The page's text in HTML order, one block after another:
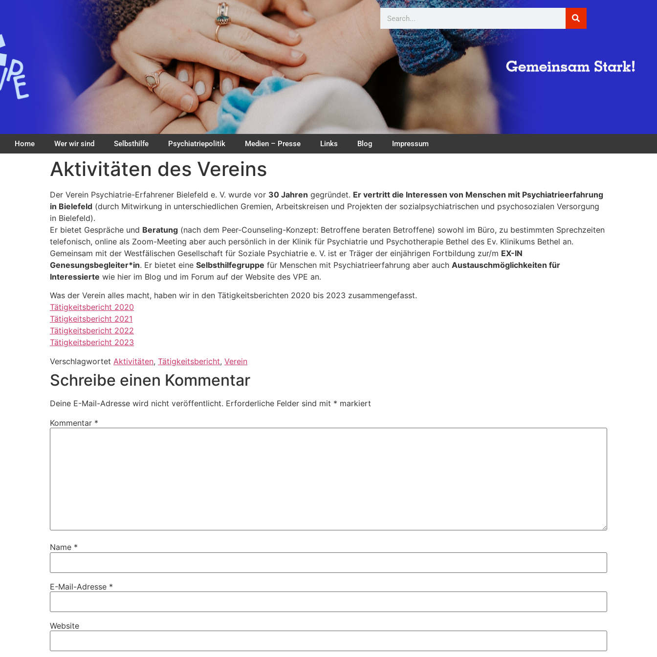
Home Wer wir sind Selbsthilfe Psychiatriepolitik Medien – Presse Links Blog Impressum
Aktivitäten des Vereins
Der Verein Psychiatrie-Erfahrener Bielefeld e. V. wurde vor 30 Jahren gegründet. Er vertritt die Interessen von Menschen mit Psychiatrieerfahrung
in Bielefeld (durch Mitwirkung in unterschiedlichen Gremien, Arbeitskreisen und Projekten der sozialpsychiatrischen und psychosozialen Versorgung
in Bielefeld).
Er bietet Gespräche und Beratung (nach dem Peer-Counseling-Konzept: Betroffene beraten Betroffene) sowohl im Büro, zu bestimmten Sprechzeiten
telefonisch, online als Zoom-Meeting aber auch persönlich in der Klinik für Psychiatrie und Psychotherapie Bethel des Ev. Klinikums Bethel an.
Gemeinsam mit der Westfälischen Gesellschaft für Soziale Psychiatrie e. V. ist er Träger der einjährigen Fortbildung zur/m EX-IN
Genesungsbegleiter*in. Er bietet eine Selbsthilfegruppe für Menschen mit Psychiatrieerfahrung aber auch Austauschmöglichkeiten für
Interessierte wie hier im Blog und im Forum auf der Website des VPE an.
Was der Verein alles macht, haben wir in den Tätigkeitsberichten 2020 bis 2023 zusammengefasst.
Tätigkeitsbericht 2020
Tätigkeitsbericht 2021
Tätigkeitsbericht 2022
Tätigkeitsbericht 2023
Verschlagwortet Aktivitäten, Tätigkeitsbericht, Verein
Schreibe einen Kommentar
Deine E-Mail-Adresse wird nicht veröffentlicht. Erforderliche Felder sind mit * markiert
Kommentar *
Name *
E-Mail-Adresse *
Website